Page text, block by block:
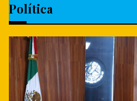
Política